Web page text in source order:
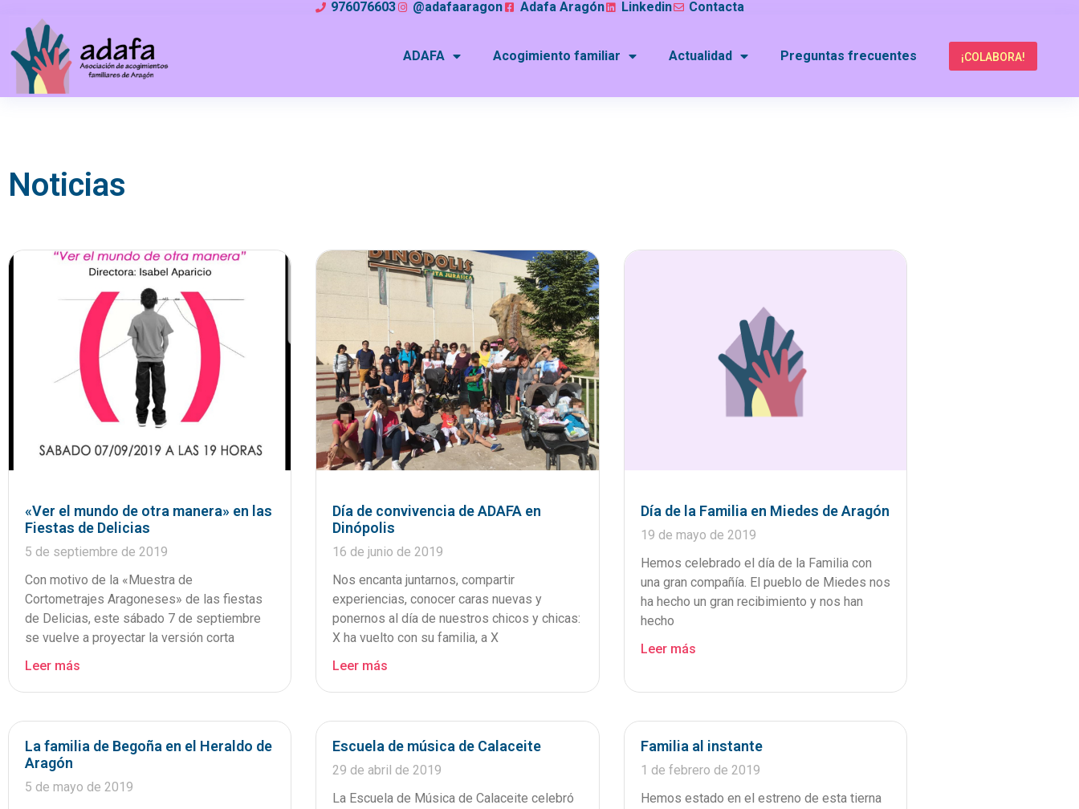
976076603 @adafaaragon Adafa Aragón Linkedin Contacta
ADAFA Acogimiento familiar Actualidad Preguntas frecuentes ¡COLABORA!
Noticias
«Ver el mundo de otra manera» en las
Fiestas de Delicias
5 de septiembre de 2019
Con motivo de la «Muestra de
Cortometrajes Aragoneses» de las fiestas
de Delicias, este sábado 7 de septiembre
se vuelve a proyectar la versión corta
Leer más
Día de convivencia de ADAFA en
Dinópolis
16 de junio de 2019
Nos encanta juntarnos, compartir
experiencias, conocer caras nuevas y
ponernos al día de nuestros chicos y chicas:
X ha vuelto con su familia, a X
Leer más
Día de la Familia en Miedes de Aragón
19 de mayo de 2019
Hemos celebrado el día de la Familia con
una gran compañía. El pueblo de Miedes nos
ha hecho un gran recibimiento y nos han
hecho
Leer más
La familia de Begoña en el Heraldo de
Aragón
5 de mayo de 2019
Escuela de música de Calaceite
29 de abril de 2019
La Escuela de Música de Calaceite celebró
Familia al instante
1 de febrero de 2019
Hemos estado en el estreno de esta tierna